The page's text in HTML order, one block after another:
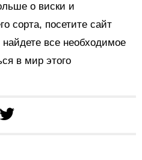
о виски и
сорта, посетите сайт
все необходимое
в мир этого